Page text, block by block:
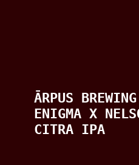
ĀRPUS
ENIGMA X
CITRA IPA